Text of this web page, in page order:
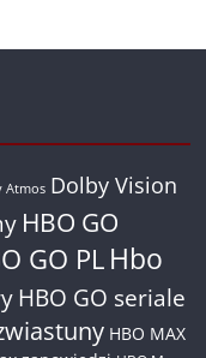
Atmos Dolby Vision
HBO GO
GO PL Hbo
HBO GO seriale
HBO MAX